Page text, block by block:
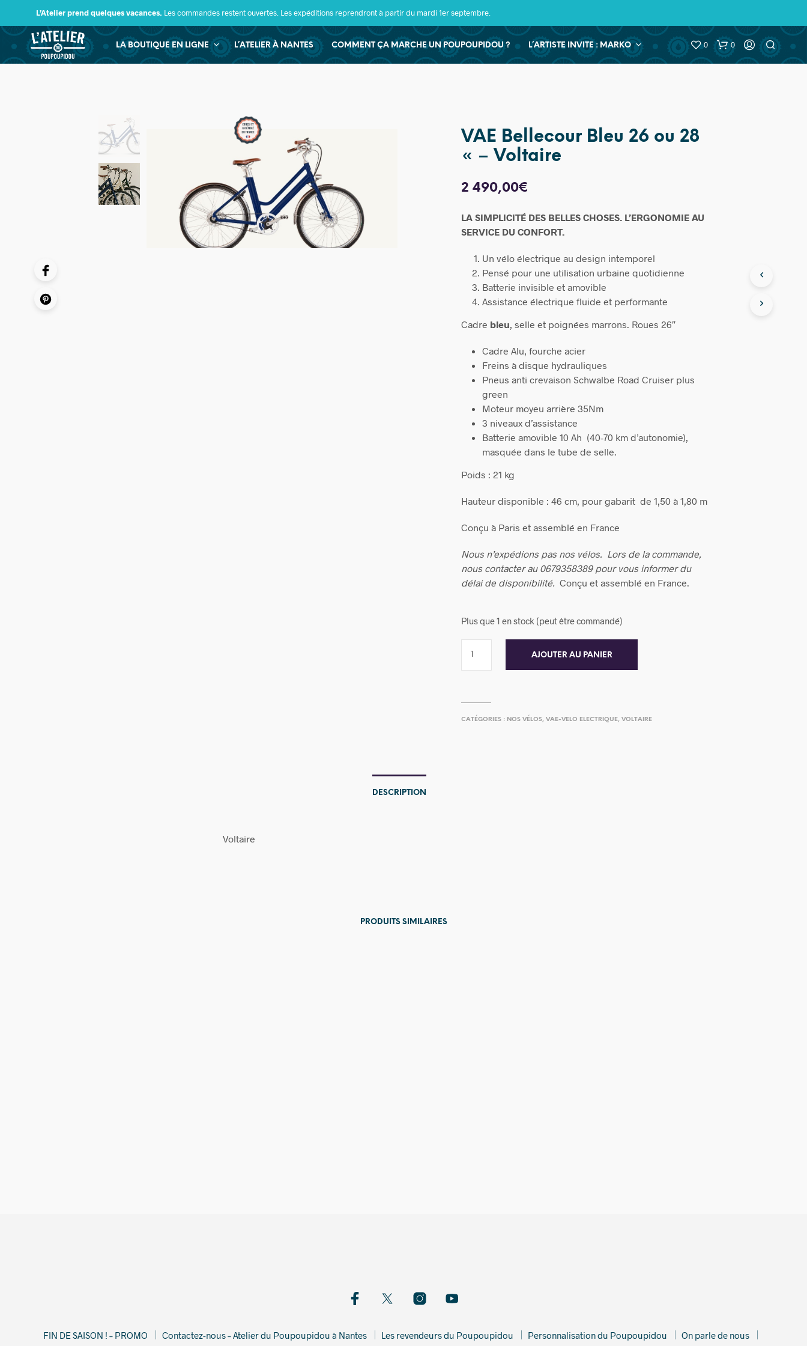
L’Atelier prend quelques vacances. Les commandes restent ouvertes. Les expéditions reprendront à partir du mardi 1er septembre.
LA BOUTIQUE EN LIGNE L’ATELIER À NANTES COMMENT ÇA MARCHE UN POUPOUPIDOU ? L’ARTISTE INVITE : MARKO 0 0
VAE Bellecour Bleu 26 ou 28
« – Voltaire
2 490,00€
LA SIMPLICITÉ DES BELLES CHOSES. L’ERGONOMIE AU
SERVICE DU CONFORT.
Un vélo électrique au design intemporel
Pensé pour une utilisation urbaine quotidienne
Batterie invisible et amovible
Assistance électrique fluide et performante
Cadre bleu, selle et poignées marrons. Roues 26″
Cadre Alu, fourche acier
Freins à disque hydrauliques
Pneus anti crevaison Schwalbe Road Cruiser plus
green
Moteur moyeu arrière 35Nm
3 niveaux d’assistance
Batterie amovible 10 Ah (40-70 km d’autonomie),
masquée dans le tube de selle.
Poids : 21 kg
Hauteur disponible : 46 cm, pour gabarit de 1,50 à 1,80 m
Conçu à Paris et assemblé en France
Nous n’expédions pas nos vélos. Lors de la commande,
nous contacter au 0679358389 pour vous informer du
délai de disponibilité. Conçu et assemblé en France.
Plus que 1 en stock (peut être commandé)
AJOUTER AU PANIER
CATÉGORIES : NOS VÉLOS,VAE-VELO ELECTRIQUE,VOLTAIRE
DESCRIPTION
Voltaire
PRODUITS SIMILAIRES
FIN DE SAISON ! – PROMO Contactez-nous – Atelier du Poupoupidou à Nantes Les revendeurs du Poupoupidou Personnalisation du Poupoupidou On parle de nous